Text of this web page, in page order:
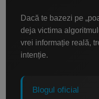
Dacă te bazezi pe
deja victima
vrei informație reală,
intenție.
Blogul oficial